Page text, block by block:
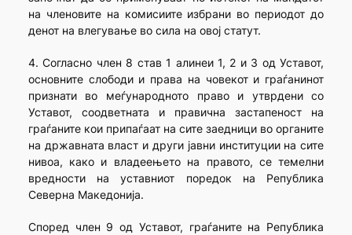
на членовите на комисиите избрани во периодот до
денот на влегување во сила на овој статут.
4. Согласно член 8 став 1 алинеи 1, 2 и 3 од Уставот,
основните слободи и права на човекот и граѓанинот
признати во меѓународното право и утврдени со
Уставот, соодветната и правична застапеност на
граѓаните кои припаѓаат на сите заедници во органите
на државната власт и други јавни институции на сите
нивоа, како и владеењето на правото, се темелни
вредности на уставниот поредок на Република
Северна Македонија.
Според член 9 од Уставот, граѓаните на Република